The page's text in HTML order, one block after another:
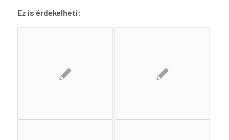
Ez is érdekelheti: